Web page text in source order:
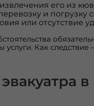
его из
и погрузку
или отсутствие
услуги. Как